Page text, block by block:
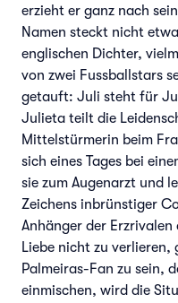
erzieht er ganz nach
Namen steckt nicht
englischen Dichter,
von zwei Fussballstars
getauft: Juli steht für
Julieta teilt die
Mittelstürmerin beim
sich eines Tages bei
sie zum Augenarzt und
Zeichens inbrünstiger
Anhänger der Erzrivalen
Liebe nicht zu verlieren,
Palmeiras-Fan zu sein,
einmischen, wird die